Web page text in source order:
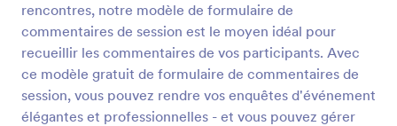
rencontres, notre modèle de formulaire de
commentaires de session est le moyen idéal pour
recueillir les commentaires de vos participants. Avec
ce modèle gratuit de formulaire de commentaires de
session, vous pouvez rendre vos enquêtes d'événement
élégantes et professionnelles - et vous pouvez gérer